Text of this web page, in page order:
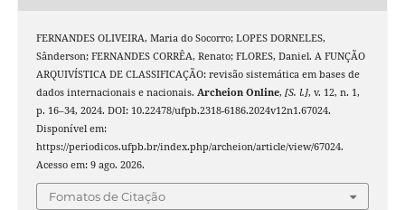
FERNANDES OLIVEIRA, Maria do Socorro; LOPES DORNELES,
Sânderson; FERNANDES CORRÊA, Renato; FLORES, Daniel. A FUNÇÃO
ARQUIVÍSTICA DE CLASSIFICAÇÃO: revisão sistemática em bases de
dados internacionais e nacionais. Archeion Online, [S. l.], v. 12, n. 1,
p. 16–34, 2024. DOI: 10.22478/ufpb.2318-6186.2024v12n1.67024.
Disponível em:
https://periodicos.ufpb.br/index.php/archeion/article/view/67024.
Acesso em: 9 ago. 2026.
Fomatos de Citação